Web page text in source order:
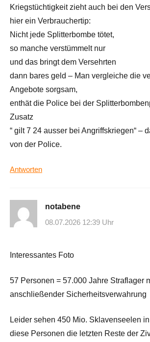
Kriegstüchtigkeit zieht auch bei den
hier ein Verbrauchertip:
Nicht jede Splitterbombe tötet,
so manche verstümmelt nur
und das bringt dem Versehrten
dann bares geld – Man vergleiche die
Angebote sorgsam,
enthät die Police bei der
Zusatz
“ gilt 7 24 ausser bei Angriffskriegen“ –
von der Police.
Antworten
notabene
08.07.2026 12:39 Uhr
Interessantes Foto
57 Personen = 57.000 Jahre Straflager
anschließender Sicherheitsverwahrung
Leider sehen 450 Mio. Sklavenseelen
diese Personen die letzten Reste der